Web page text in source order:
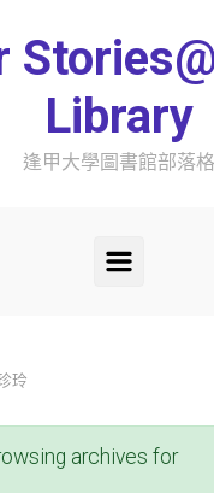
Library
逢甲大學圖書館部落格
玲
archives for